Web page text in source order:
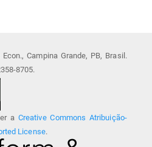
Campina Grande, PB, Brasil.
8705.
a Creative Commons Atribuição-
License.